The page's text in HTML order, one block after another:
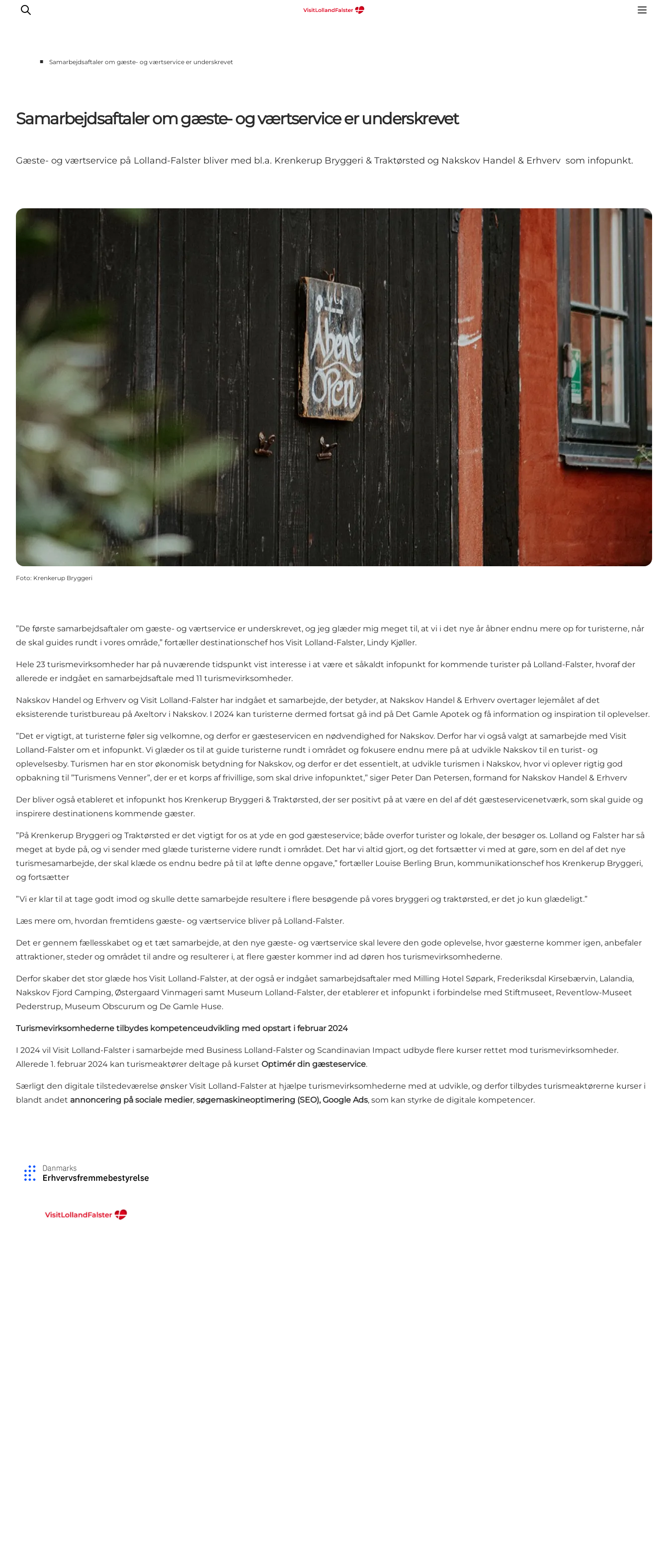
■ Samarbejdsaftaler om gæste- og værtservice er underskrevet
Samarbejdsaftaler om gæste- og værtservice er underskrevet
Gæste- og værtservice på Lolland-Falster bliver med bl.a. Krenkerup Bryggeri & Traktørsted og Nakskov Handel & Erhverv som infopunkt.
Foto: Krenkerup Bryggeri
”De første samarbejdsaftaler om gæste- og værtservice er underskrevet, og jeg glæder mig meget til, at vi i det nye år åbner endnu mere op for turisterne, når
de skal guides rundt i vores område,” fortæller destinationschef hos Visit Lolland-Falster, Lindy Kjøller.
Hele 23 turismevirksomheder har på nuværende tidspunkt vist interesse i at være et såkaldt infopunkt for kommende turister på Lolland-Falster, hvoraf der
allerede er indgået en samarbejdsaftale med 11 turismevirksomheder.
Nakskov Handel og Erhverv og Visit Lolland-Falster har indgået et samarbejde, der betyder, at Nakskov Handel & Erhverv overtager lejemålet af det
eksisterende turistbureau på Axeltorv i Nakskov. I 2024 kan turisterne dermed fortsat gå ind på Det Gamle Apotek og få information og inspiration til oplevelser.
”Det er vigtigt, at turisterne føler sig velkomne, og derfor er gæsteservicen en nødvendighed for Nakskov. Derfor har vi også valgt at samarbejde med Visit
Lolland-Falster om et infopunkt. Vi glæder os til at guide turisterne rundt i området og fokusere endnu mere på at udvikle Nakskov til en turist- og
oplevelsesby. Turismen har en stor økonomisk betydning for Nakskov, og derfor er det essentielt, at udvikle turismen i Nakskov, hvor vi oplever rigtig god
opbakning til ”Turismens Venner”, der er et korps af frivillige, som skal drive infopunktet,” siger Peter Dan Petersen, formand for Nakskov Handel & Erhverv
Der bliver også etableret et infopunkt hos Krenkerup Bryggeri & Traktørsted, der ser positivt på at være en del af dét gæsteservicenetværk, som skal guide og
inspirere destinationens kommende gæster.
”På Krenkerup Bryggeri og Traktørsted er det vigtigt for os at yde en god gæsteservice; både overfor turister og lokale, der besøger os. Lolland og Falster har så
meget at byde på, og vi sender med glæde turisterne videre rundt i området. Det har vi altid gjort, og det fortsætter vi med at gøre, som en del af det nye
turismesamarbejde, der skal klæde os endnu bedre på til at løfte denne opgave,” fortæller Louise Berling Brun, kommunikationschef hos Krenkerup Bryggeri,
og fortsætter
”Vi er klar til at tage godt imod og skulle dette samarbejde resultere i flere besøgende på vores bryggeri og traktørsted, er det jo kun glædeligt.”
Læs mere om, hvordan fremtidens gæste- og værtservice bliver på Lolland-Falster.
Det er gennem fællesskabet og et tæt samarbejde, at den nye gæste- og værtservice skal levere den gode oplevelse, hvor gæsterne kommer igen, anbefaler
attraktioner, steder og området til andre og resulterer i, at flere gæster kommer ind ad døren hos turismevirksomhederne.
Derfor skaber det stor glæde hos Visit Lolland-Falster, at der også er indgået samarbejdsaftaler med Milling Hotel Søpark, Frederiksdal Kirsebærvin, Lalandia,
Nakskov Fjord Camping, Østergaard Vinmageri samt Museum Lolland-Falster, der etablerer et infopunkt i forbindelse med Stiftmuseet, Reventlow-Museet
Pederstrup, Museum Obscurum og De Gamle Huse.
Turismevirksomhederne tilbydes kompetenceudvikling med opstart i februar 2024
I 2024 vil Visit Lolland-Falster i samarbejde med Business Lolland-Falster og Scandinavian Impact udbyde flere kurser rettet mod turismevirksomheder.
Allerede 1. februar 2024 kan turismeaktører deltage på kurset Optimér din gæsteservice.
Særligt den digitale tilstedeværelse ønsker Visit Lolland-Falster at hjælpe turismevirksomhederne med at udvikle, og derfor tilbydes turismeaktørerne kurser i
blandt andet annoncering på sociale medier, søgemaskineoptimering (SEO), Google Ads, som kan styrke de digitale kompetencer.